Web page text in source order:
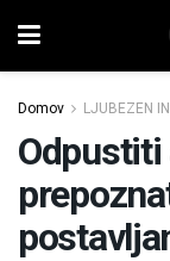
Domov LJUBEZEN
Odpustiti